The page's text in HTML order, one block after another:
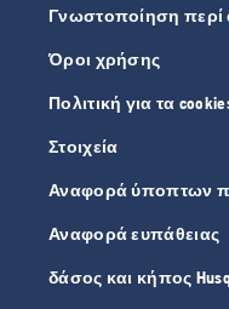
Γνωστοποίηση
Όροι χρήσης
Πολιτική για τα
Στοιχεία
Αναφορά ύποπτων
Αναφορά ευπάθειας
δάσος και κήπος